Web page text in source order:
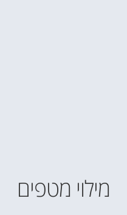
מילוי מטפים